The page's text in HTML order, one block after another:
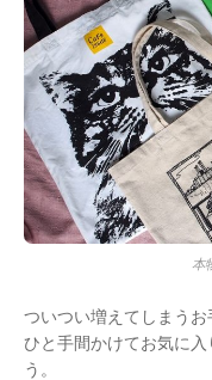
本
ついつい増えてしまうお
ひと手間かけてお気に
う。